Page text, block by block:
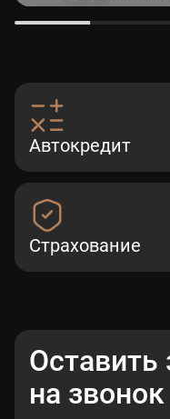
Автокредит
Страхование
Оставить
на звонок